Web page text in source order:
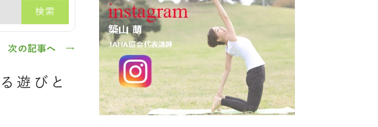
ベビーマッサージ通学
美ママピラティス通学
」W通信 リトル＆キッズヨガ通信
ベビーチャクラマッサージ
検索
次の記事へ →
遊びと